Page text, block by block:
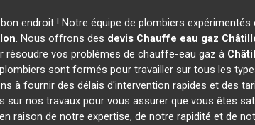
endroit ! Notre équipe de plombiers expérimentés
. Nous offrons des devis Chauffe eau gaz
vos problèmes de chauffe-eau gaz à
sont formés pour travailler sur tous les
à fournir des délais d'intervention rapides et des
sur nos travaux pour vous assurer que vous êtes
raison de notre expertise, de notre rapidité et de